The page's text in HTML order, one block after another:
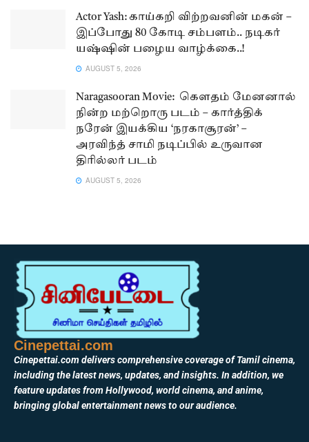
Actor Yash: காய்கறி விற்றவனின் மகன் –
இப்போது 80 கோடி சம்பளம்.. நடிகர்
யஷ்ஷின் பழைய வாழ்க்கை..!
AUGUST 5, 2026
Naragasooran Movie: கௌதம் மேனனால்
நின்ற மற்றொரு படம் – கார்த்திக்
நரேன் இயக்கிய ‘நரகாசூரன்’ –
அரவிந்த் சாமி நடிப்பில் உருவான
திரில்லர் படம்
AUGUST 5, 2026
Cinepettai.com
Cinepettai.com delivers comprehensive coverage of Tamil cinema,
including the latest news, updates, and insights. In addition, we
feature updates from Hollywood, world cinema, and anime,
bringing global entertainment news to our audience.